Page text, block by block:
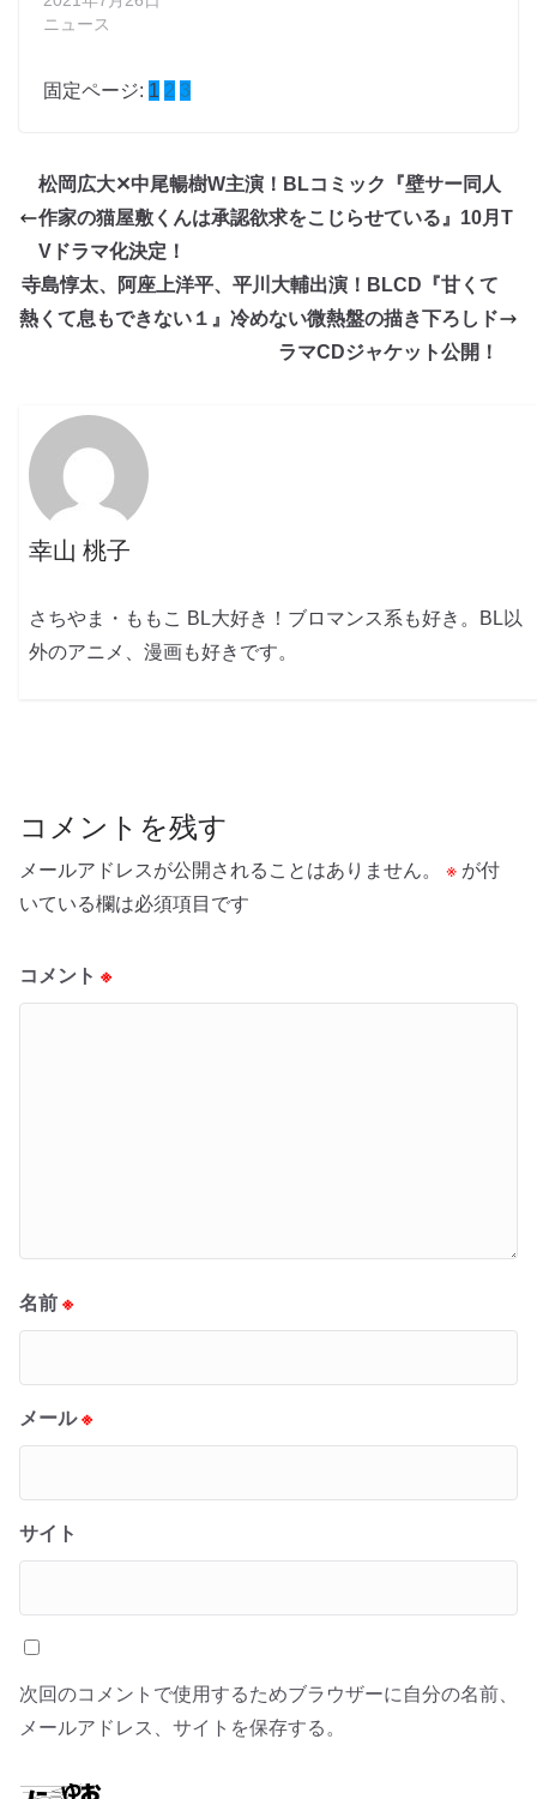
ニュース
固定ページ: 1 2 3
松岡広大✕中尾暢樹W主演！BLコミック『壁サー同人
作家の猫屋敷くんは承認欲求をこじらせている』10月T
Vドラマ化決定！
寺島惇太、阿座上洋平、平川大輔出演！BLCD『甘くて
熱くて息もできない１』冷めない微熱盤の描き下ろしド
ラマCDジャケット公開！
幸山 桃子
さちやま・ももこ BL大好き！ブロマンス系も好き。BL以
外のアニメ、漫画も好きです。
コメントを残す
メールアドレスが公開されることはありません。 ※ が付
いている欄は必須項目です
コメント ※
名前 ※
メール※
サイト
次回のコメントで使用するためブラウザーに自分の名前、
メールアドレス、サイトを保存する。